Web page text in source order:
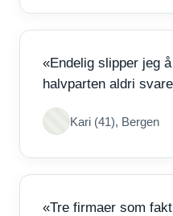
«Endelig slipper jeg
halvparten aldri
Kari (41), Bergen
«Tre firmaer som